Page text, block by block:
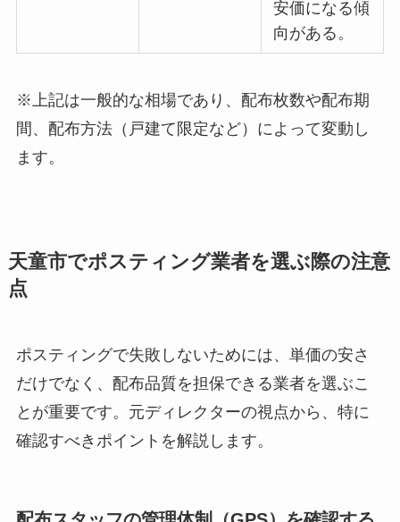
安価になる傾
向がある。
※上記は一般的な相場であり、配布枚数や配布期
間、配布方法（戸建て限定など）によって変動し
ます。
天童市でポスティング業者を選ぶ際の注意
点
ポスティングで失敗しないためには、単価の安さ
だけでなく、配布品質を担保できる業者を選ぶこ
とが重要です。元ディレクターの視点から、特に
確認すべきポイントを解説します。